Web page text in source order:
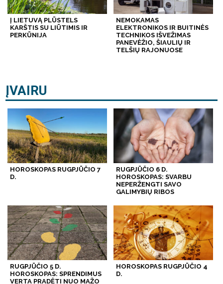
Į LIETUVĄ PLŪSTELS
KARŠTIS SU LIŪTIMIS IR
PERKŪNIJA
NEMOKAMAS
ELEKTRONIKOS IR BUITINĖS
TECHNIKOS IŠVEŽIMAS
PANEVĖŽIO, ŠIAULIŲ IR
TELŠIŲ RAJONUOSE
ĮVAIRU
HOROSKOPAS RUGPJŪČIO 7
D.
RUGPJŪČIO 6 D.
HOROSKOPAS: SVARBU
NEPERŽENGTI SAVO
GALIMYBIŲ RIBOS
RUGPJŪČIO 5 D.
HOROSKOPAS: SPRENDIMUS
VERTA PRADĖTI NUO MAŽO
HOROSKOPAS RUGPJŪČIO 4
D.